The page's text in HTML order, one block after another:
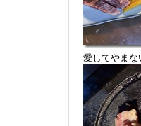
愛してやまな